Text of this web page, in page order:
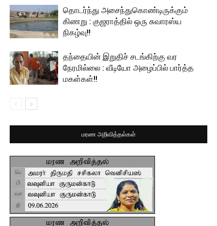
தொடர்ந்து அசைந்துகொண்டிருக்கும்
கிணறு : குஜராத்தில் ஒரு சுவாரஸ்ய
நிகழ்வு!!
தந்தையின் இறுதிச் சடங்கிற்கு வர
நேரமில்லை : வீடியோ அழைப்பில் பார்த்த
மகள்கள்!!
மரண அறிவித்தல்கள்